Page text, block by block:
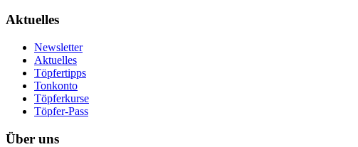
Aktuelles
Newsletter
Aktuelles
Töpfertipps
Tonkonto
Töpferkurse
Töpfer-Pass
Über uns